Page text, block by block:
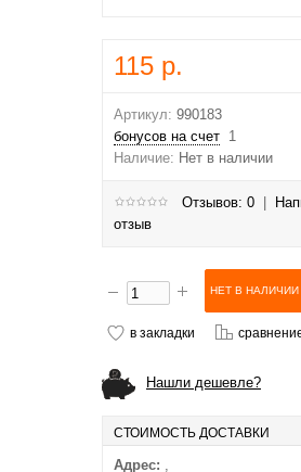
115 р.
Артикул: 990183
бонусов на счет 1
Наличие: Нет в наличии
Отзывов: 0
отзыв
в закладки
Нашли дешевле?
СТОИМОСТЬ ДОСТАВКИ
Адрес: ,